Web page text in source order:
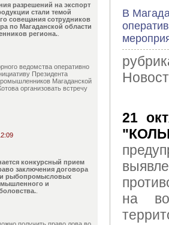
разрешений на экспорт
стали темой
совещания сотрудников
по Магаданской области
региона.
ведомства оперативно
Президента
Магаданской
организовать встречу
конкурсный прием
заключения договора
рыбопромысловых
и
В
21
на